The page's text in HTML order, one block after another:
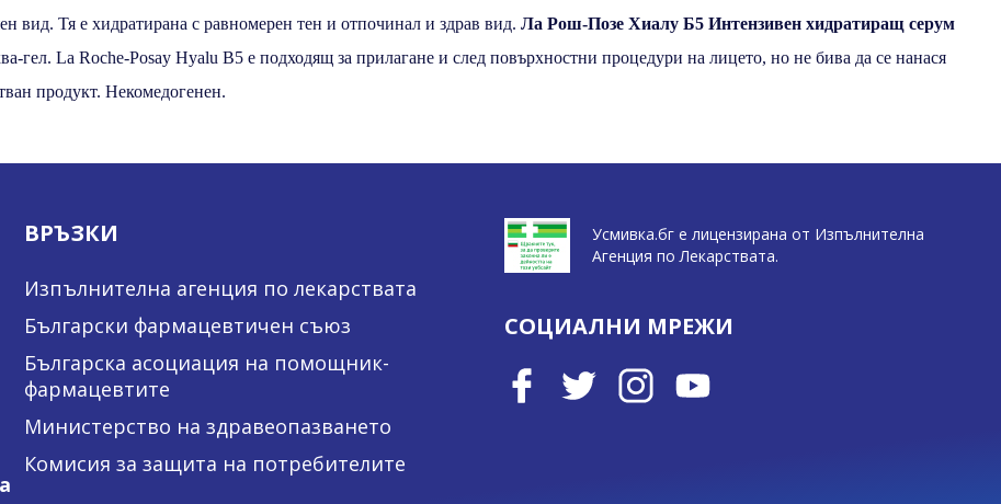
вид. Тя е хидратирана с равномерен тен и отпочинал и здрав вид. Ла Рош-Позе Хиалу Б5 Интензивен хидратиращ серум
гел. La Roche-Posay Hyalu B5 е подходящ за прилагане и след повърхностни процедури на лицето, но не бива да се нанася
продукт. Некомедогенен.
ВРЪЗКИ
Изпълнителна агенция по лекарствата
Български фармацевтичен съюз
Българска асоциация на помощник-
фармацевтите
Министерство на здравеопазването
Комисия за защита на потребителите
Усмивка.бг е лицензирана от Изпълнителна
Агенция по Лекарствата.
СОЦИАЛНИ МРЕЖИ